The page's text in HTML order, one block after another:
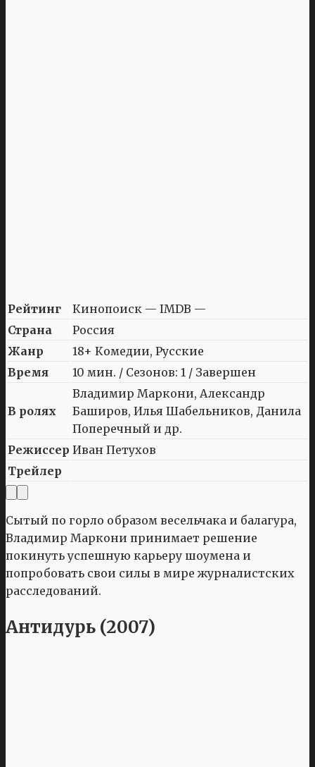
Рейтинг
Кинопоиск — IMDB —
Страна
Россия
Жанр
18+ Комедии, Русские
Время
10 мин. / Сезонов: 1 / Завершен
В ролях
Владимир Маркони, Александр
Баширов, Илья Шабельников, Данила
Поперечный и др.
Режиссер Иван Петухов
Трейлер
Сытый по горло образом весельчака и балагура,
Владимир Маркони принимает решение
покинуть успешную карьеру шоумена и
попробовать свои силы в мире журналистских
расследований.
Антидурь (2007)